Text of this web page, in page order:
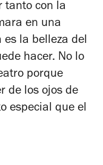
tanto con la
en una
la belleza del
hacer. No lo
porque
de los ojos de
especial que el